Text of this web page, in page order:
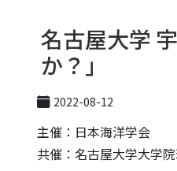
名古屋大学
か？」
2022-08-12
主催：日本海洋学会
共催：名古屋大学大学